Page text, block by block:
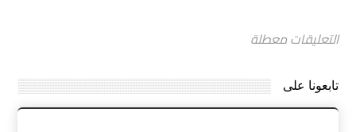
التعليقات معطلة
تابعونا على